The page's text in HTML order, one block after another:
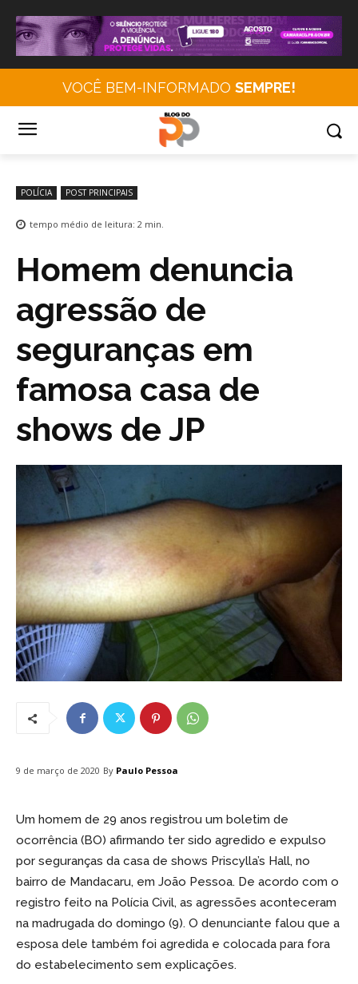
VOCÊ BEM-INFORMADO SEMPRE!
POLÍCIA POST PRINCIPAIS
tempo médio de leitura: 2 min.
Homem denuncia
agressão de
seguranças em
famosa casa de
shows de JP
9 de março de 2020 By Paulo Pessoa
Um homem de 29 anos registrou um boletim de
ocorrência (BO) afirmando ter sido agredido e expulso
por seguranças da casa de shows Priscylla’s Hall, no
bairro de Mandacaru, em João Pessoa. De acordo com o
registro feito na Polícia Civil, as agressões aconteceram
na madrugada do domingo (9). O denunciante falou que a
esposa dele também foi agredida e colocada para fora
do estabelecimento sem explicações.